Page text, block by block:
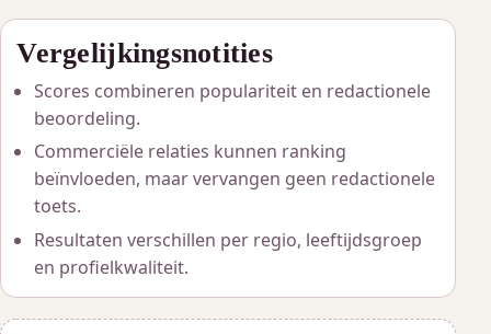
Vergelijkingsnotities
Scores combineren populariteit en redactionele
beoordeling.
Commerciële relaties kunnen ranking
beïnvloeden, maar vervangen geen redactionele
toets.
Resultaten verschillen per regio, leeftijdsgroep
en profielkwaliteit.